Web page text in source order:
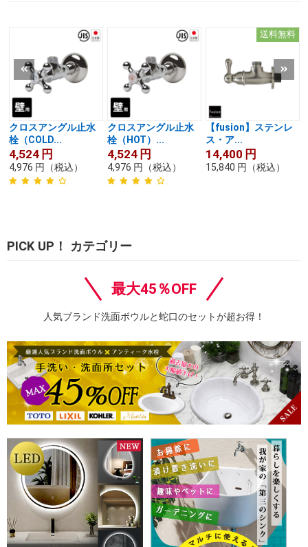
クロスアングル止水
栓（COLD...
4,524 円
4,976 円 （税込）
クロスアングル止水
栓（HOT）...
4,524 円
4,976 円 （税込）
送料無料
【fusion】ステンレ
ス・ア...
14,400 円
15,840 円 （税込）
PICK UP！ カテゴリー
最大45％OFF
人気ブランド洗面ボウルと蛇口のセットが超お得！